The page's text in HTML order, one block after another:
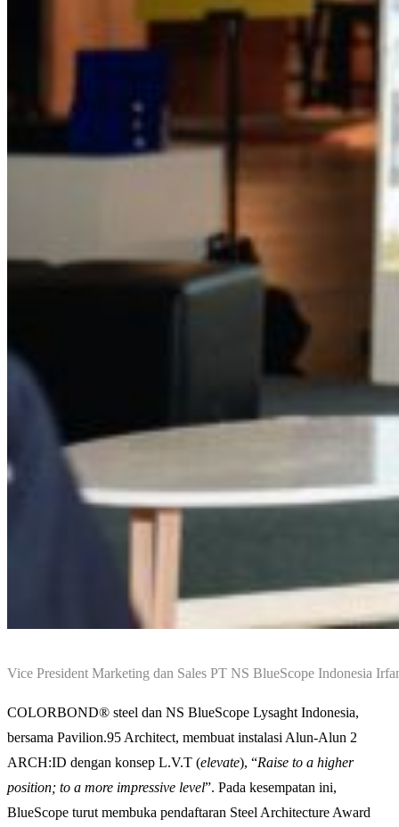
Vice President Marketing dan Sales PT NS BlueScope Indonesia
COLORBOND®️ steel dan NS BlueScope Lysaght Indonesia,
bersama Pavilion.95 Architect, membuat instalasi Alun-Alun 2
ARCH:ID dengan konsep L.V.T (elevate), “Raise to a higher
position; to a more impressive level”. Pada kesempatan ini,
BlueScope turut membuka pendaftaran Steel Architecture Award